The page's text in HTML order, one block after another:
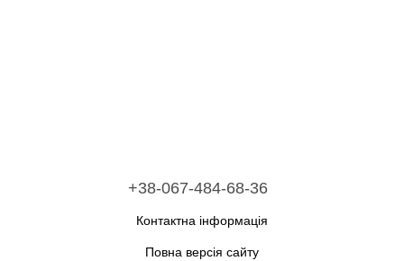
+38-067-484-68-36
Контактна інформація
Повна версія сайту